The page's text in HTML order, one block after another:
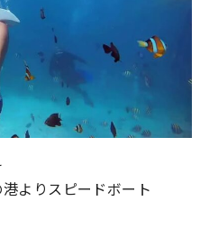
よりスピードボート